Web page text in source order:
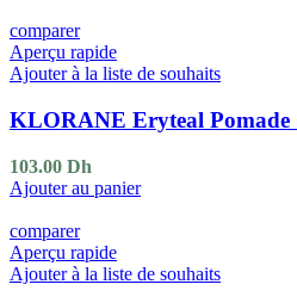
comparer
Aperçu rapide
Ajouter à la liste de souhaits
KLORANE Eryteal Pomade
103.00 Dh
Ajouter au panier
comparer
Aperçu rapide
Ajouter à la liste de souhaits